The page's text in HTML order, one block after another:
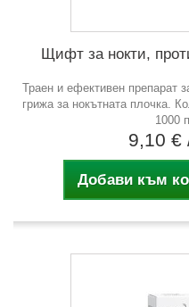
Щифт за нокти,
Траен и ефективен препарат
грижа за нокътната плочка.
1000
9,10 €
Добави към